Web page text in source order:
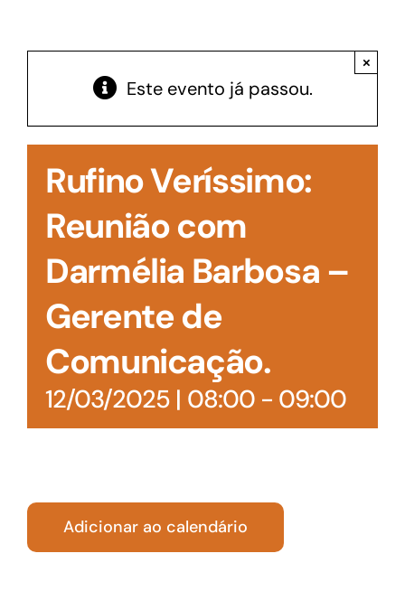
Acesso à Informação
Este evento já passou.
×
Rufino Veríssimo:
Reunião com
Darmélia Barbosa –
Gerente de
Comunicação.
12/03/2025 | 08:00- 09:00
Adicionar ao calendário